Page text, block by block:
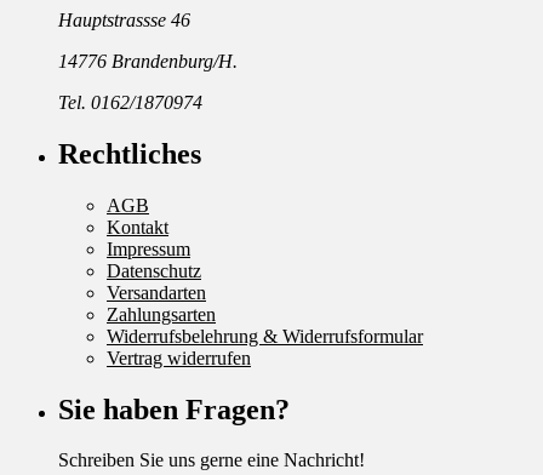
Hauptstrassse 46
14776 Brandenburg/H.
Tel. 0162/1870974
Rechtliches
AGB
Kontakt
Impressum
Datenschutz
Versandarten
Zahlungsarten
Widerrufsbelehrung & Widerrufsformular
Vertrag widerrufen
Sie haben Fragen?
Schreiben Sie uns gerne eine Nachricht!